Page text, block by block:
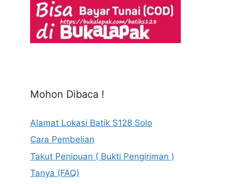
Mohon Dibaca !
Alamat Lokasi Batik S128 Solo
Cara Pembelian
Takut Penipuan ( Bukti Pengiriman )
Tanya (FAQ)